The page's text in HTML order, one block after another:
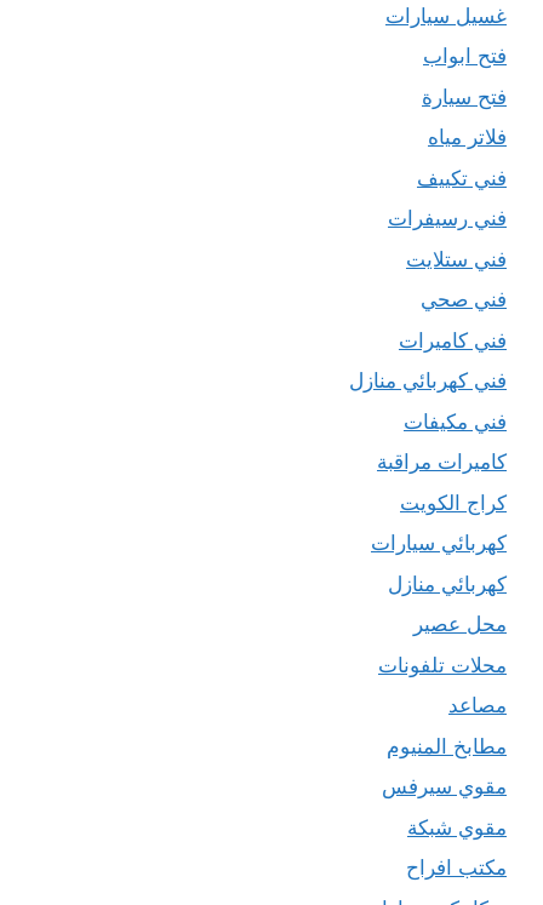
غسيل سيارات
فتح ابواب
فتح سيارة
فلاتر مياه
فني تكييف
فني رسيفرات
فني ستلايت
فني صحي
فني كاميرات
فني كهربائي منازل
فني مكيفات
كاميرات مراقبة
كراج الكويت
كهربائي سيارات
كهربائي منازل
محل عصير
محلات تلفونات
مصاعد
مطابخ المنيوم
مقوي سيرفس
مقوي شبكة
مكتب افراح